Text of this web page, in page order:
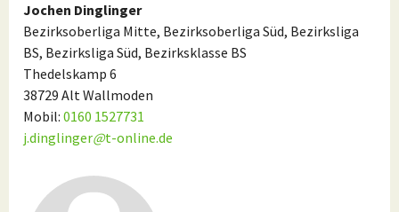
Jochen Dinglinger
Bezirksoberliga Mitte, Bezirksoberliga Süd, Bezirksliga
BS, Bezirksliga Süd, Bezirksklasse BS
Thedelskamp 6
38729 Alt Wallmoden
Mobil: 0160 1527731
j.dinglinger@t-online.de